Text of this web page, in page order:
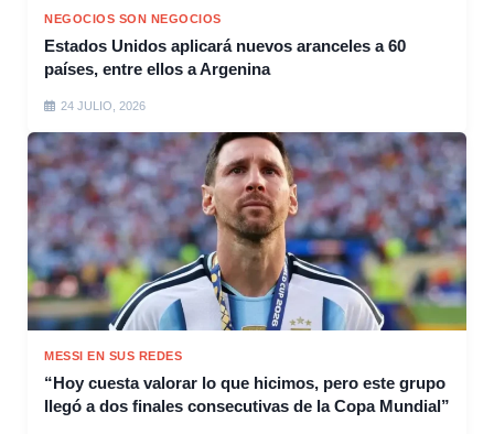
NEGOCIOS SON NEGOCIOS
Estados Unidos aplicará nuevos aranceles a 60
países, entre ellos a Argenina
24 JULIO, 2026
MESSI EN SUS REDES
“Hoy cuesta valorar lo que hicimos, pero este grupo
llegó a dos finales consecutivas de la Copa Mundial”